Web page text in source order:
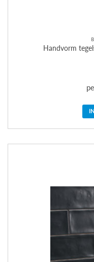
Handvorm